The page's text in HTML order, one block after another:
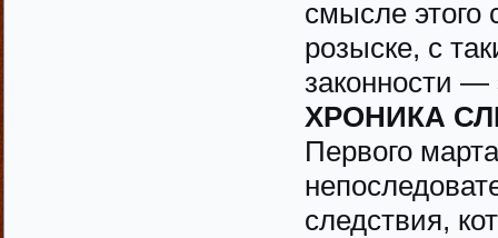
смысле этого
розыске, с
законности —
ХРОНИКА
Первого
следствия,